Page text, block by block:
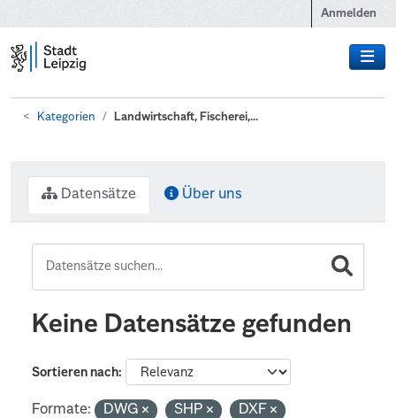
Anmelden
Kategorien Landwirtschaft, Fischerei,...
Datensätze Über uns
Keine Datensätze gefunden
Sortieren nach
Formate: DWG SHP
DXF